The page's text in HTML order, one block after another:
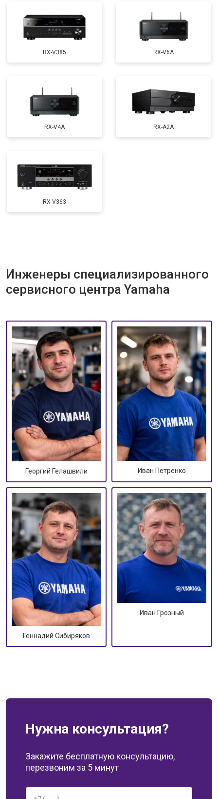
RX-V385 RX-V6A
RX-V4A RX-A2A
RX-V363
Инженеры специализированного
сервисного центра Yamaha
Георгий Гелашвили Иван Петренко
Геннадий Сибиряков
Иван Грозный
Нужна консультация?
Закажите бесплатную консультацию,
перезвоним за 5 минут